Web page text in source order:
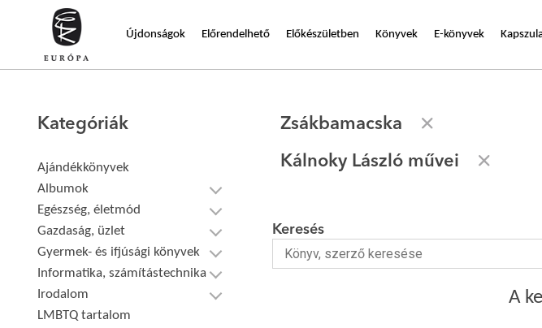
Újdonságok Előrendelhető Előkészületben Könyvek E-könyvek
Kategóriák
Ajándékkönyvek
Albumok
Egészség, életmód
Gazdaság, üzlet
Gyermek- és ifjúsági könyvek
Informatika, számítástechnika
Irodalom
LMBTQ tartalom
Zsákbamacska
Kálnoky László művei
Keresés
A